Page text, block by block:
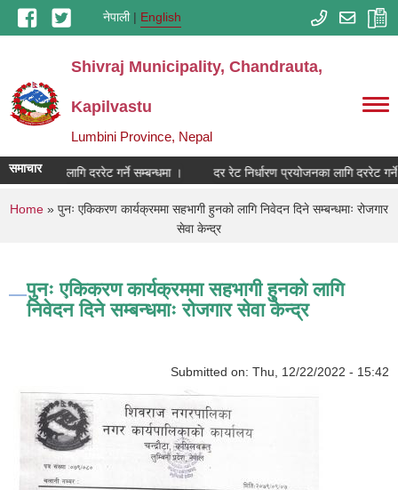
Skip to main contentनेपाली English
Shivraj Municipality, Chandrauta,
Kapilvastu
Lumbini Province, Nepal
समाचार
प्रयोजनका लागि दररेट गर्ने सम्बन्धमा । दर रेट निर्धारण प्रयोजनका लागि दररेट गर्ने
You are here
Home » पुनः एकिकरण कार्यक्रममा सहभागी हुनको लागि निवेदन दिने सम्बन्धमाः रोजगार
सेवा केन्द्र
पुनः एकिकरण कार्यक्रममा सहभागी हुनको लागि
निवेदन दिने सम्बन्धमाः रोजगार सेवा केन्द्र
Submitted on: Thu, 12/22/2022 - 15:42